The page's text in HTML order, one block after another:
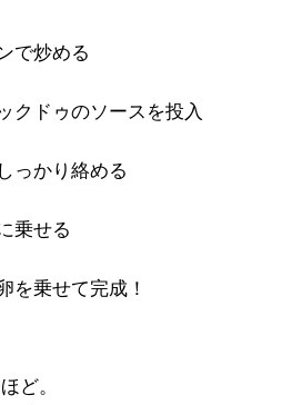
で炒める
クドゥのソースを投入
っかり絡める
乗せる
を乗せて完成！
ど。